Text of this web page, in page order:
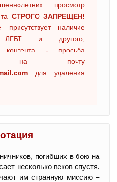
просмотр
СТРОГО ЗАПРЕЩЕН!
наличие
ЛГБТ и другого,
контента - просьба
на почту
для удаления
погибших в бою на
несколько веков спустя.
им странную миссию –